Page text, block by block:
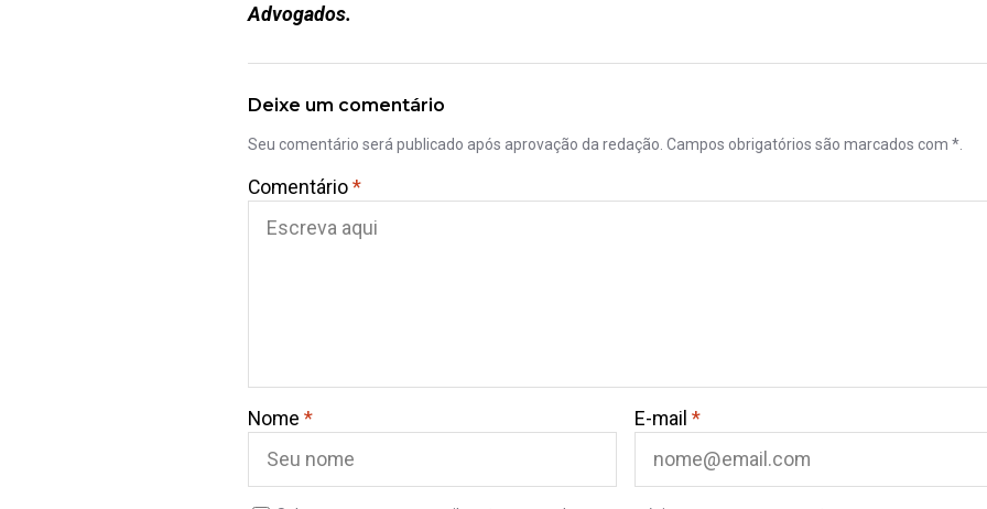
Advogados.
Deixe um comentário
Seu comentário será publicado após aprovação da redação. Campos obrigatórios são marcados com *.
Comentário*
Nome * E-mail*